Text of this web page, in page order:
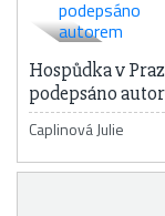
Hospůdka v
podepsáno
Caplinová Julie